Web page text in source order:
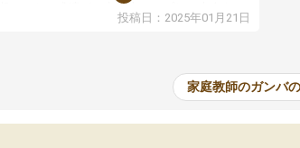
期テストの成績が10点以上アップし、本人もと
投稿日：2025年01月21日
家庭教師のガンバ